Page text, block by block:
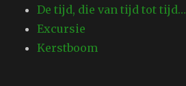
De tijd, die van tijd tot tijd…
Excursie
Kerstboom